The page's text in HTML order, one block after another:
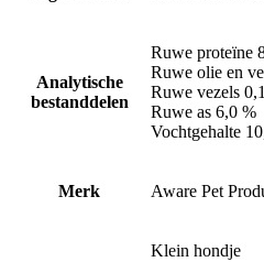
Analytische
bestanddelen
Ruwe proteïne
Ruwe olie en
Ruwe vezels
Ruwe as 6,0 %
Vochtgehalte
Merk Aware Pet
Klein hondje